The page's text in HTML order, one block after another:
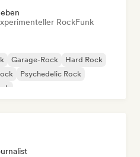
RockFunk
Garage-Rock
Hard Rock
Psychedelic Rock